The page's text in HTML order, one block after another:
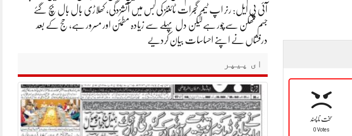
سخت نا پسند
0 Votes
آئی پی ایل: رنر اپ ٹیم گجرات ٹائنٹز کی بس میں آتشزدگی، کھلاڑی بال بال بچ گئے
جسم تھکن سےچُور ہےلیکن دل پہلے سے زیادہ مطمئن اور مسرور ہے، حج کے بعد
درفشاں نے اپنے احساسات بیان کردیے
ای پیپر